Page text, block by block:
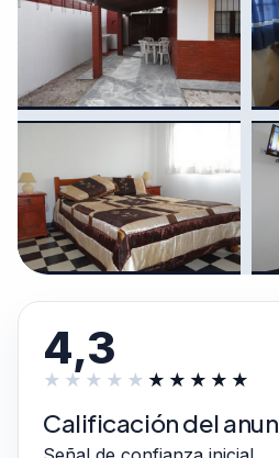
4,3
Calificación del